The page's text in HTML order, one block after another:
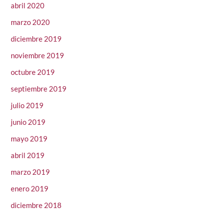
abril 2020
marzo 2020
diciembre 2019
noviembre 2019
octubre 2019
septiembre 2019
julio 2019
junio 2019
mayo 2019
abril 2019
marzo 2019
enero 2019
diciembre 2018